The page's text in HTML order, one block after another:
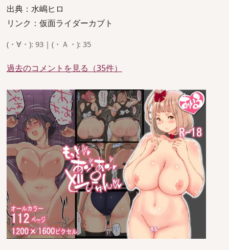
出典：水嶋ヒロ
リンク：仮面ライダーカブト
(・∀・): 93 | (・Ａ・): 35
過去のコメントを見る（35件）